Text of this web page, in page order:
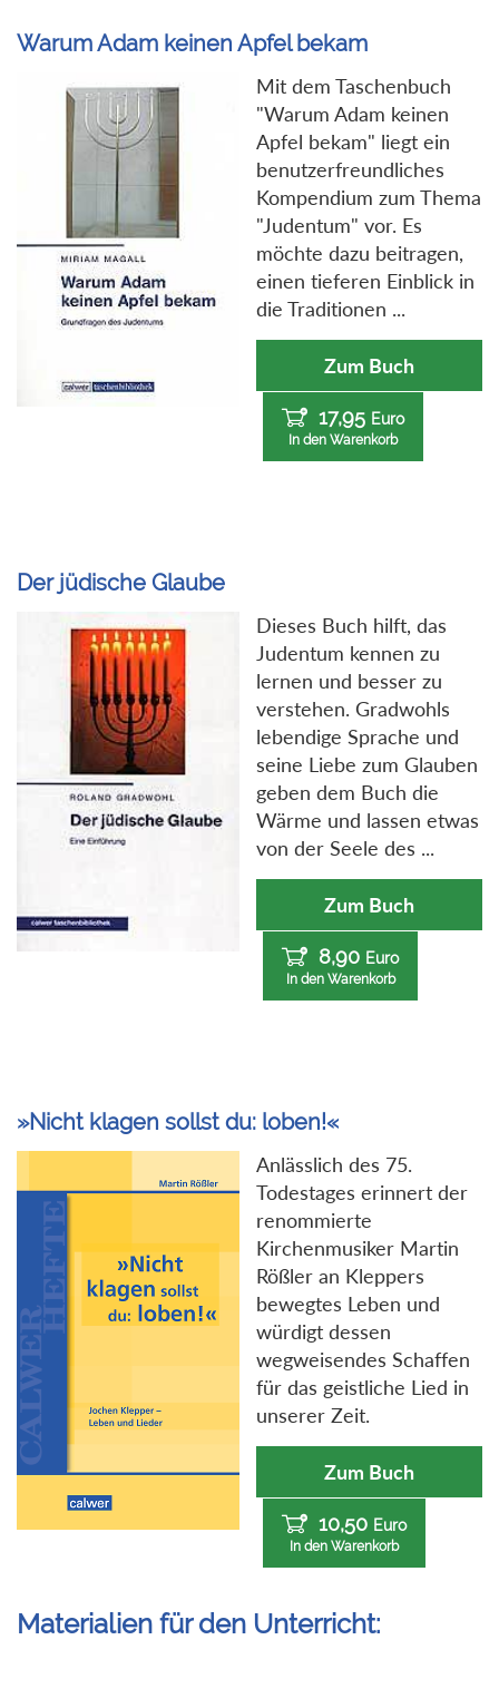
Warum Adam keinen Apfel bekam
Mit dem Taschenbuch
"Warum Adam keinen
Apfel bekam" liegt ein
benutzerfreundliches
Kompendium zum Thema
"Judentum" vor. Es
möchte dazu beitragen,
einen tieferen Einblick in
die Traditionen ...
Zum Buch
17,95 Euro
In den Warenkorb
Der jüdische Glaube
Dieses Buch hilft, das
Judentum kennen zu
lernen und besser zu
verstehen. Gradwohls
lebendige Sprache und
seine Liebe zum Glauben
geben dem Buch die
Wärme und lassen etwas
von der Seele des ...
Zum Buch
8,90 Euro
In den Warenkorb
»Nicht klagen sollst du: loben!«
Anlässlich des 75.
Todestages erinnert der
renommierte
Kirchenmusiker Martin
Rößler an Kleppers
bewegtes Leben und
würdigt dessen
wegweisendes Schaffen
für das geistliche Lied in
unserer Zeit.
Zum Buch
10,50 Euro
In den Warenkorb
Materialien für den Unterricht: